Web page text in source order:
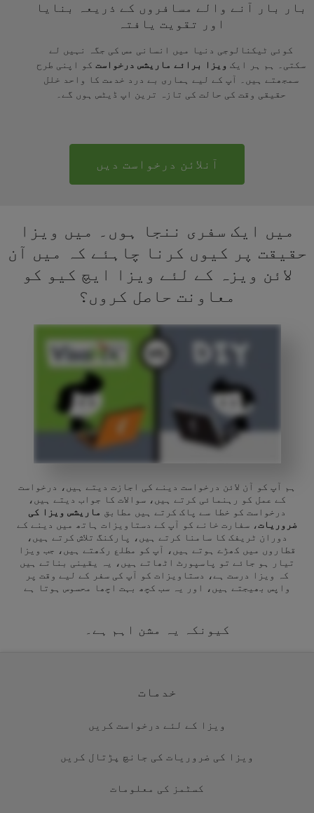
بار بار آنے والے مسافروں کے ذریعہ بنایا
اور تقویت یافتہ
کوئی ٹیکنالوجی دنیا میں انسانی مس کی جگہ نہیں لے
سکتی۔ ہم ہر ایک ویزا برائے ماریشس درخواست کو اپنی طرح
سمجھتے ہیں۔ آپ کے لیے ہماری بے درد خدمت کا واحد خلل
حقیقی وقت کی حالت کی تازہ ترین اپ ڈیٹس ہوں گے۔
آنلائن درخواست دیں
میں ایک سفری ننجا ہوں۔ میں ویزا
حقیقت پر کیوں کرنا چاہئے کہ میں آن
لائن ویزہ کے لئے ویزا ایچ کیو کو
معاونت حاصل کروں؟
ہم آپ کو آن لائن درخواست دینے کی اجازت دیتے ہیں، درخواست
کے عمل کو رہنمائی کرتے ہیں، سوالات کا جواب دیتے ہیں،
درخواست کو خطا سے پاک کرتے ہیں مطابق
ماریشس ویزا کی
ضروریات، سفارت خانے کو آپ کے دستاویزات ہاتھ میں دینے کے
دوران ٹریفک کا سامنا کرتے ہیں، پارکنگ تلاش کرتے ہیں،
قطاروں میں کھڑے ہوتے ہیں، آپ کو مطلع رکھتے ہیں، جب ویزا
تیار ہو جائے تو پاسپورٹ اٹھاتے ہیں، یہ یقینی بناتے ہیں
کہ ویزا درست ہے، دستاویزات کو آپ کی سفر کے لیے وقت پر
واپس بھیجتے ہیں، اور یہ سب کچھ بہت اچھا محسوس ہوتا ہے
کیونکہ یہ مشن اہم ہے۔
خدمات
ویزا کے لئے درخواست کریں
ویزا کی ضروریات کی جانچ پڑتال کریں
کسٹمز کی معلومات